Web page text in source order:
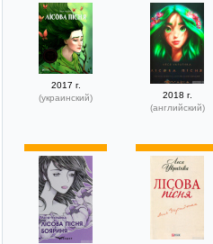
2017 г.
(украинский)
2018 г.
(английский)